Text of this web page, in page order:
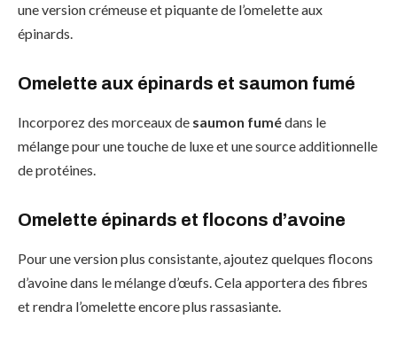
une version crémeuse et piquante de l’omelette aux
épinards.
Omelette aux épinards et saumon fumé
Incorporez des morceaux de saumon fumédans le
mélange pour une touche de luxe et une source additionnelle
de protéines.
Omelette épinards et flocons d’avoine
Pour une version plus consistante, ajoutez quelques flocons
d’avoine dans le mélange d’œufs. Cela apportera des fibres
et rendra l’omelette encore plus rassasiante.